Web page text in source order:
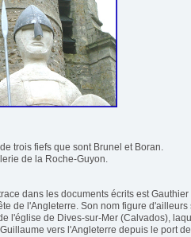
trois fiefs que sont Brunel et Boran.
de la Roche-Guyon.
dans les documents écrits est
de l'Angleterre. Son nom figure d'ailleurs
l'église de Dives-sur-Mer (Calvados),
vers l'Angleterre depuis le port